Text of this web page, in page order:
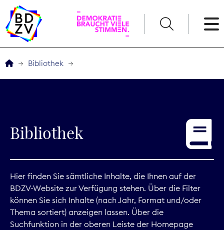
Service
Digitales
Kommunikation
Bibliothek
Bibliothek
Hier finden Sie sämtliche Inhalte, die Ihnen auf der
BDZV-Website zur Verfügung stehen. Über die Filter
können Sie sich Inhalte (nach Jahr, Format und/oder
Thema sortiert) anzeigen lassen. Über die
Suchfunktion in der oberen Leiste der Homepage